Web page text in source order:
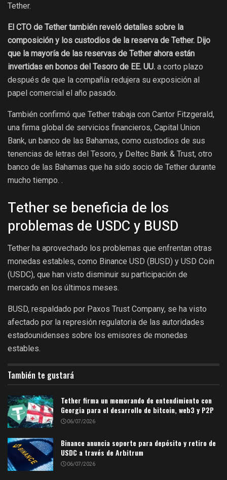
Tether.
El CTO de Tether también reveló detalles sobre la
composición y los custodios de la reserva de Tether. Dijo
que la mayoría de las reservas de Tether ahora están
invertidas en bonos del Tesoro de EE. UU. a corto plazo
después de que la compañía redujera su exposición al
papel comercial el año pasado.
También confirmó que Tether trabaja con Cantor Fitzgerald,
una firma global de servicios financieros, Capital Union
Bank, un banco de las Bahamas, como custodios de sus
tenencias de letras del Tesoro, y Deltec Bank & Trust, otro
banco de las Bahamas que ha sido socio de Tether durante
mucho tiempo. .
Tether se beneficia de los
problemas de USDC y BUSD
Tether ha aprovechado los problemas que enfrentan otras
monedas estables, como Binance USD (BUSD) y USD Coin
(USDC), que han visto disminuir su participación de
mercado en los últimos meses.
BUSD, respaldado por Paxos Trust Company, se ha visto
afectado por la represión regulatoria de las autoridades
estadounidenses sobre los emisores de monedas
estables.
También te gustará
Tether firma un memorando de entendimiento con
Georgia para el desarrollo de bitcoin, web3 y P2P
06/07/2026
Binance anuncia soporte para depósito y retiro de
USDC a través de Arbitrum
06/07/2026